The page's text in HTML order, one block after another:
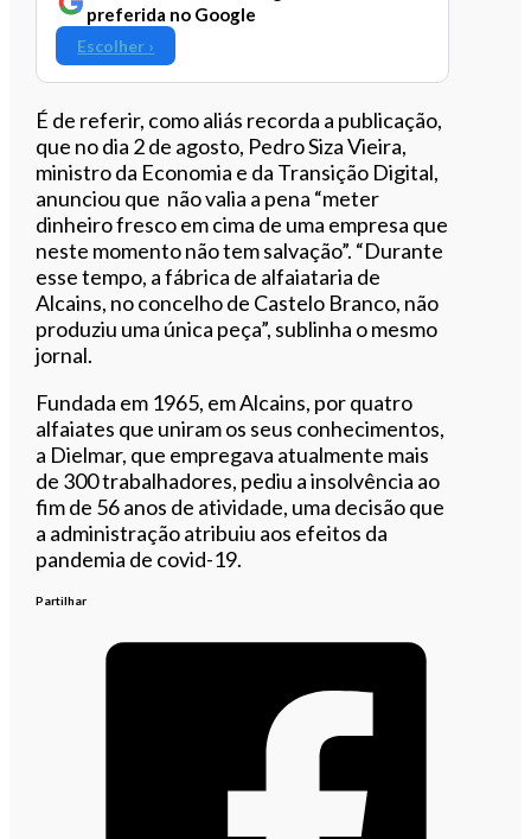
preferida no Google
Escolher ›
É de referir, como aliás recorda a publicação,
que no dia 2 de agosto, Pedro Siza Vieira,
ministro da Economia e da Transição Digital,
anunciou que não valia a pena “meter
dinheiro fresco em cima de uma empresa que
neste momento não tem salvação”. “Durante
esse tempo, a fábrica de alfaiataria de
Alcains, no concelho de Castelo Branco, não
produziu uma única peça”, sublinha o mesmo
jornal.
Fundada em 1965, em Alcains, por quatro
alfaiates que uniram os seus conhecimentos,
a Dielmar, que empregava atualmente mais
de 300 trabalhadores, pediu a insolvência ao
fim de 56 anos de atividade, uma decisão que
a administração atribuiu aos efeitos da
pandemia de covid-19.
Partilhar